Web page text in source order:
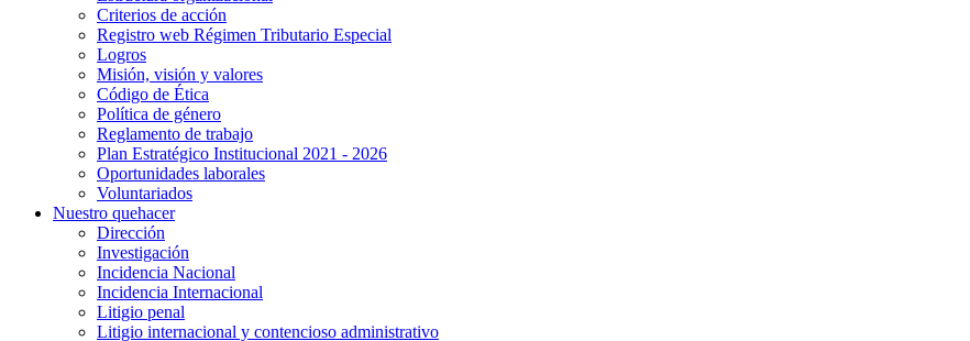
Criterios de acción
Registro web Régimen Tributario Especial
Logros
Misión, visión y valores
Código de Ética
Política de género
Reglamento de trabajo
Plan Estratégico Institucional 2021 - 2026
Oportunidades laborales
Voluntariados
Nuestro quehacer
Dirección
Investigación
Incidencia Nacional
Incidencia Internacional
Litigio penal
Litigio internacional y contencioso administrativo